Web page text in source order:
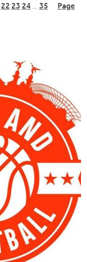
22 23 24 35 Page